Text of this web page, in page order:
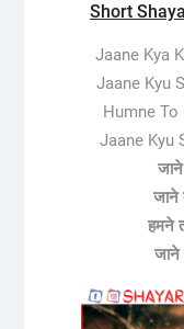
Short
Jaane Kya
Jaane Kyu
Humne To
Jaane Kyu
जाने
हमने
जाने